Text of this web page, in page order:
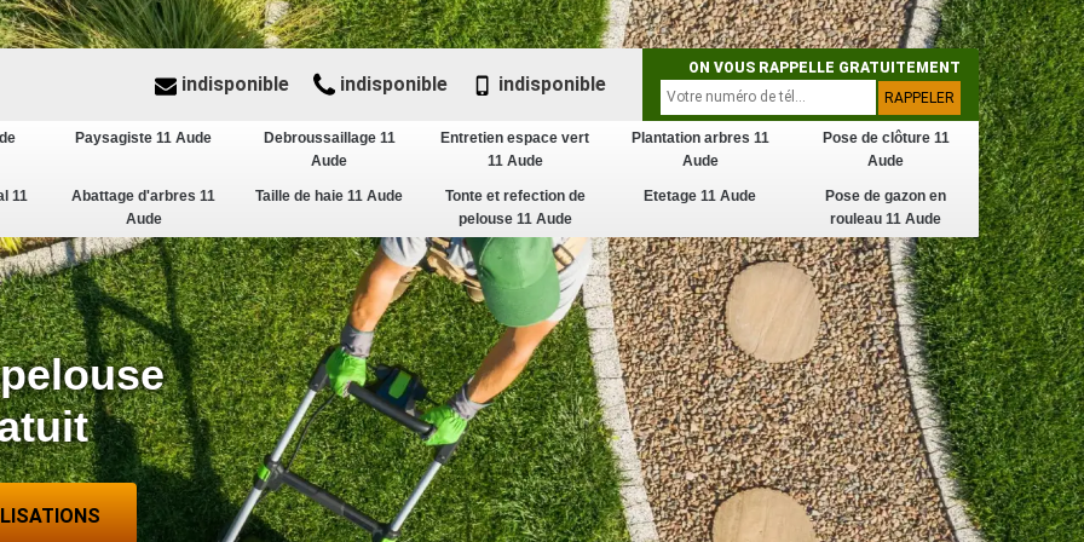
Paysagiste 11 Aude
Debroussaillage 11
Aude
Entretien espace vert
11 Aude
Plantation arbres 11
Aude
Pose de clôture 11
Aude
11
Abattage d'arbres 11
Aude
Taille de haie 11 Aude
Tonte et refection de
pelouse 11 Aude
Etetage 11 Aude
Pose de gazon en
rouleau 11 Aude
indisponible indisponible indisponible
ON VOUS RAPPELLE GRATUITEMENT